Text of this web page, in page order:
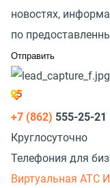
новостях,
по
+7 (862) 555-25-21
Круглосуточно
Телефония для
Виртуальная АТС